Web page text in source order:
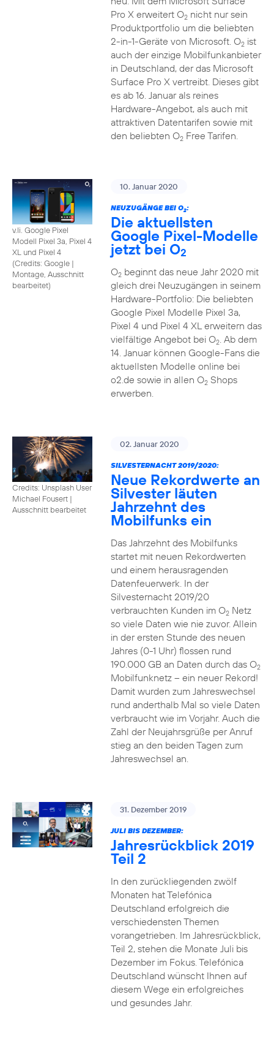
Pro X erweitert O2nicht nur sein
Produktportfolio um die beliebten
2-in-1-Geräte von Microsoft. O2ist
auch der einzige Mobilfunkanbieter
in Deutschland, der das Microsoft
Surface Pro X vertreibt. Dieses gibt
es ab 16. Januar als reines
Hardware-Angebot, als auch mit
attraktiven Datentarifen sowie mit
den beliebten O2Free Tarifen.
v.li. Google Pixel
Modell Pixel 3a, Pixel 4
XL und Pixel 4
(Credits: Google |
Montage, Ausschnitt
bearbeitet)
10. Januar 2020
NEUZUGÄNGE BEI O2:
Die aktuellsten
Google Pixel-Modelle
jetzt bei O2
O2beginnt das neue Jahr 2020 mit
gleich drei Neuzugängen in seinem
Hardware-Portfolio: Die beliebten
Google Pixel Modelle Pixel 3a,
Pixel 4 und Pixel 4 XL erweitern das
vielfältige Angebot bei O2. Ab dem
14. Januar können Google-Fans die
aktuellsten Modelle online bei
o2.de sowie in allen O2Shops
erwerben.
Credits: Unsplash User
Michael Fousert |
Ausschnitt bearbeitet
02. Januar 2020
SILVESTERNACHT 2019/2020:
Neue Rekordwerte an
Silvester läuten
Jahrzehnt des
Mobilfunks ein
Das Jahrzehnt des Mobilfunks
startet mit neuen Rekordwerten
und einem herausragenden
Datenfeuerwerk. In der
Silvesternacht 2019/20
verbrauchten Kunden im O2Netz
so viele Daten wie nie zuvor. Allein
in der ersten Stunde des neuen
Jahres (0-1 Uhr) flossen rund
190.000 GB an Daten durch das O2
Mobilfunknetz – ein neuer Rekord!
Damit wurden zum Jahreswechsel
rund anderthalb Mal so viele Daten
verbraucht wie im Vorjahr. Auch die
Zahl der Neujahrsgrüße per Anruf
stieg an den beiden Tagen zum
Jahreswechsel an.
31. Dezember 2019
JULI BIS DEZEMBER:
Jahresrückblick 2019
Teil 2
In den zurückliegenden zwölf
Monaten hat Telefónica
Deutschland erfolgreich die
verschiedensten Themen
vorangetrieben. Im Jahresrückblick,
Teil 2, stehen die Monate Juli bis
Dezember im Fokus. Telefónica
Deutschland wünscht Ihnen auf
diesem Wege ein erfolgreiches
und gesundes Jahr.